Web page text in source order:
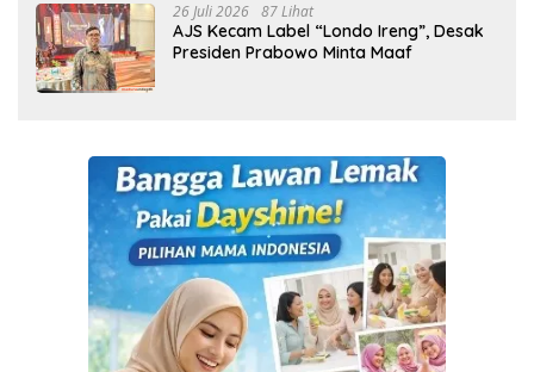
26 Juli 2026 87 Lihat
AJS Kecam Label “Londo Ireng”, Desak
Presiden Prabowo Minta Maaf